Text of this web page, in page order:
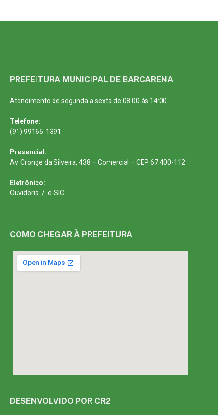
PREFEITURA MUNICIPAL DE BARCARENA
Atendimento de segunda a sexta de 08:00 às 14:00
Telefone:
(91) 99165-1391
Presencial:
Av. Cronge da Silveira, 438 – Comercial – CEP 67.400-112
Eletrônico:
Ouvidoria / e-SIC
COMO CHEGAR À PREFEITURA
DESENVOLVIDO POR CR2